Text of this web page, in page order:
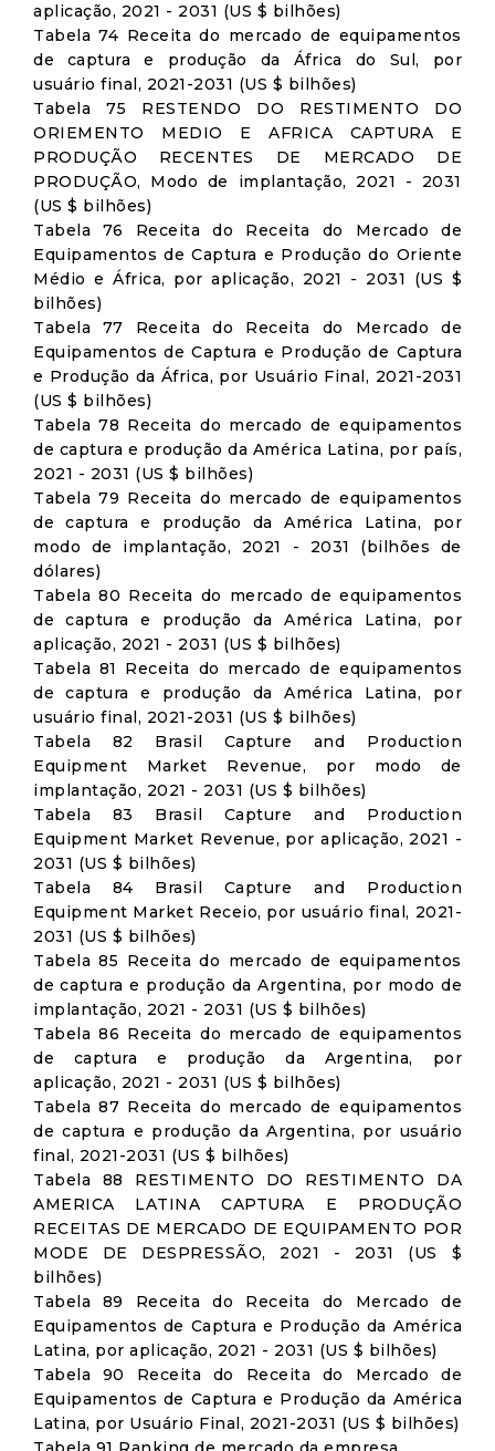
aplicação, 2021 - 2031 (US $ bilhões)
Tabela 74 Receita do mercado de equipamentos
de captura e produção da África do Sul, por
usuário final, 2021-2031 (US $ bilhões)
Tabela 75 RESTENDO DO RESTIMENTO DO
ORIEMENTO MEDIO E AFRICA CAPTURA E
PRODUÇÃO RECENTES DE MERCADO DE
PRODUÇÃO, Modo de implantação, 2021 - 2031
(US $ bilhões)
Tabela 76 Receita do Receita do Mercado de
Equipamentos de Captura e Produção do Oriente
Médio e África, por aplicação, 2021 - 2031 (US $
bilhões)
Tabela 77 Receita do Receita do Mercado de
Equipamentos de Captura e Produção de Captura
e Produção da África, por Usuário Final, 2021-2031
(US $ bilhões)
Tabela 78 Receita do mercado de equipamentos
de captura e produção da América Latina, por país,
2021 - 2031 (US $ bilhões)
Tabela 79 Receita do mercado de equipamentos
de captura e produção da América Latina, por
modo de implantação, 2021 - 2031 (bilhões de
dólares)
Tabela 80 Receita do mercado de equipamentos
de captura e produção da América Latina, por
aplicação, 2021 - 2031 (US $ bilhões)
Tabela 81 Receita do mercado de equipamentos
de captura e produção da América Latina, por
usuário final, 2021-2031 (US $ bilhões)
Tabela 82 Brasil Capture and Production
Equipment Market Revenue, por modo de
implantação, 2021 - 2031 (US $ bilhões)
Tabela 83 Brasil Capture and Production
Equipment Market Revenue, por aplicação, 2021 -
2031 (US $ bilhões)
Tabela 84 Brasil Capture and Production
Equipment Market Receio, por usuário final, 2021-
2031 (US $ bilhões)
Tabela 85 Receita do mercado de equipamentos
de captura e produção da Argentina, por modo de
implantação, 2021 - 2031 (US $ bilhões)
Tabela 86 Receita do mercado de equipamentos
de captura e produção da Argentina, por
aplicação, 2021 - 2031 (US $ bilhões)
Tabela 87 Receita do mercado de equipamentos
de captura e produção da Argentina, por usuário
final, 2021-2031 (US $ bilhões)
Tabela 88 RESTIMENTO DO RESTIMENTO DA
AMERICA LATINA CAPTURA E PRODUÇÃO
RECEITAS DE MERCADO DE EQUIPAMENTO POR
MODE DE DESPRESSÃO, 2021 - 2031 (US $
bilhões)
Tabela 89 Receita do Receita do Mercado de
Equipamentos de Captura e Produção da América
Latina, por aplicação, 2021 - 2031 (US $ bilhões)
Tabela 90 Receita do Receita do Mercado de
Equipamentos de Captura e Produção da América
Latina, por Usuário Final, 2021-2031 (US $ bilhões)